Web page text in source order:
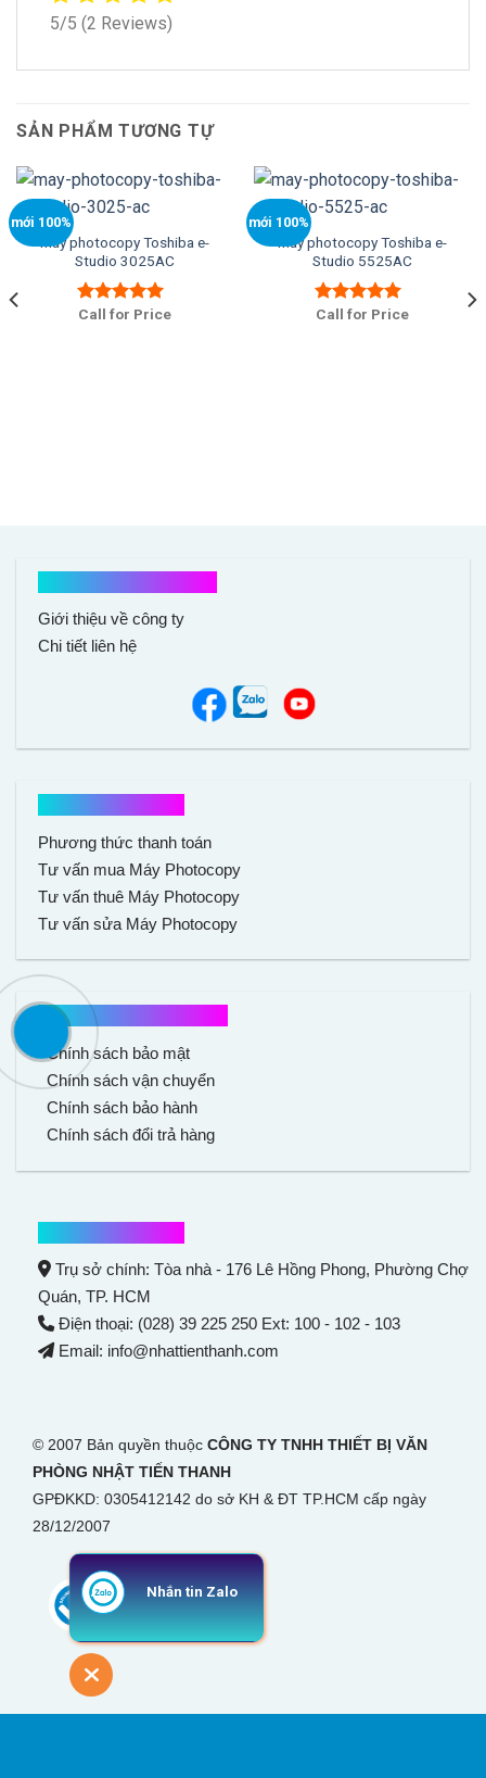
5/5 (2 Reviews)
SẢN PHẨM TƯƠNG TỰ
mới 100%
Máy photocopy Toshiba e-
Studio 3025AC
Được xếp
Call for Price
mới 100%
Máy photocopy Toshiba e-
Studio 5525AC
Được xếp
Call for Price
Giới thiệu về công ty
Chi tiết liên hệ
Phương thức thanh toán
Tư vấn mua Máy Photocopy
Tư vấn thuê Máy Photocopy
Tư vấn sửa Máy Photocopy
Chính sách mua hàng
Chính sách bảo mật
Chính sách vận chuyển
Chính sách bảo hành
Chính sách đổi trả hàng
Trụ sở chính: Tòa nhà - 176 Lê Hồng Phong, Phường Chợ
Quán, TP. HCM
Điện thoại: (028) 39 225 250 Ext: 100 - 102 - 103
Email: info@nhattienthanh.com
© 2007 Bản quyền thuộc CÔNG TY TNHH THIẾT BỊ VĂN
PHÒNG NHẬT TIẾN THANH
GPĐKKD: 0305412142 do sở KH & ĐT TP.HCM cấp ngày
28/12/2007
Nhắn tin Zalo